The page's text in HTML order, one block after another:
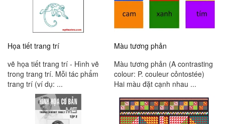
Họa tiết trang trí
vẽ họa tiết trang trí - Hình vẽ
trong trang trí. Mỗi tác phẩm
trang trí (ví dụ: ...
Màu tương phản
Màu tương phản (A contrasting
colour: P. couleur cỏntostée)
Hai màu đặt cạnh nhau ...